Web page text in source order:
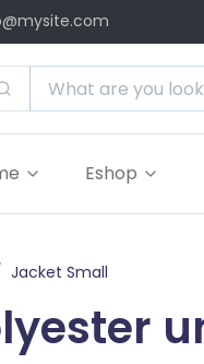
Eshop
Jacket Small